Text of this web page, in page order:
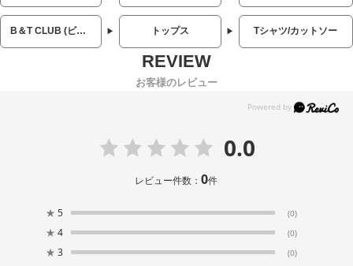
B＆T CLUB (ビーアンドティークラブ) トップス Tシャツ/カットソー
お客様のレビュー
0.0
レビュー件数：0件
★ 5 (0)
★ 4 (0)
★ 3 (0)